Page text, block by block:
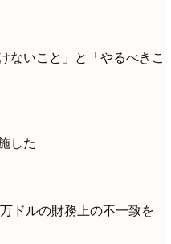
ないこと」と「やるべきこ
した
ドルの財務上の不一致を